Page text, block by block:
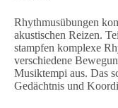
Rhythmusübungen
akustischen Reizen.
stampfen komplexe
verschiedene
Musiktempi aus. Das
Gedächtnis und